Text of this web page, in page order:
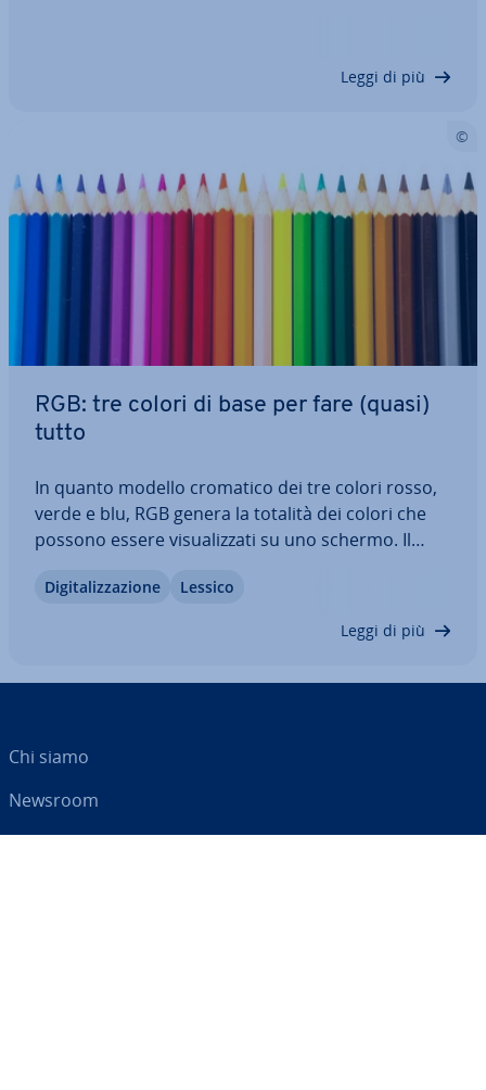
Leggi di più
RGB: tre colori di base per fare (quasi)
tutto
In quanto modello cromatico dei tre colori rosso,
verde e blu, RGB genera la totalità dei colori che
possono essere vi­sua­liz­za­ti su uno schermo. Il
lan­za additiva dei colori di specifici com­po­nen­ti
Di­gi­ta­liz­za­zio­ne Lessico
Leggi di più
Chi siamo
Newsroom